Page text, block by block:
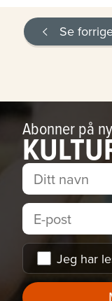
Se
Abonner på
Jeg har